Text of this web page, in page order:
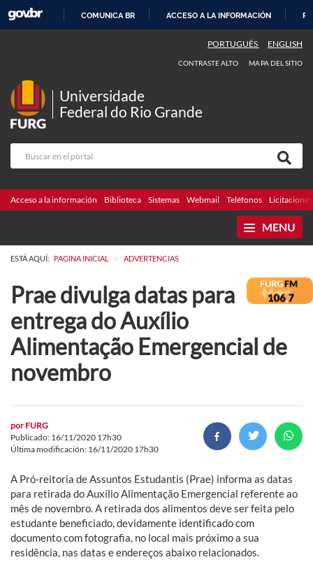
CONTENIDO
COMUNICA BR ACCESO A LA INFORMACIÓN
PORTUGUÊS ENGLISH
CONTRASTE ALTO MAPA DEL SITIO
Universidade
Federal do Rio Grande
Acceso a la información Biblioteca Sistemas Webmail Teléfonos Licitaciones
MENU
ESTÁ AQUÍ: PAGINA INICIAL > ADVERTENCIAS
Prae divulga datas para
entrega do Auxílio
Alimentação Emergencial de
novembro
por FURG
Publicado: 16/11/2020 17h30
Última modificación: 16/11/2020 17h30
A Pró-reitoria de Assuntos Estudantis (Prae) informa as datas
para retirada do Auxílio Alimentação Emergencial referente ao
mês de novembro. A retirada dos alimentos deve ser feita pelo
estudante beneficiado, devidamente identificado com
documento com fotografia, no local mais próximo a sua
residência, nas datas e endereços abaixo relacionados.